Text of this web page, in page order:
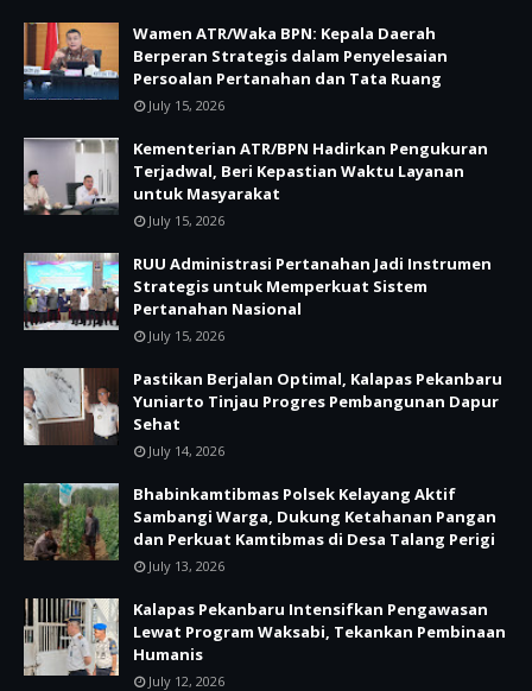
Wamen ATR/Waka BPN: Kepala Daerah
Berperan Strategis dalam Penyelesaian
Persoalan Pertanahan dan Tata Ruang
July 15, 2026
Kementerian ATR/BPN Hadirkan Pengukuran
Terjadwal, Beri Kepastian Waktu Layanan
untuk Masyarakat
July 15, 2026
RUU Administrasi Pertanahan Jadi Instrumen
Strategis untuk Memperkuat Sistem
Pertanahan Nasional
July 15, 2026
Pastikan Berjalan Optimal, Kalapas Pekanbaru
Yuniarto Tinjau Progres Pembangunan Dapur
Sehat
July 14, 2026
Bhabinkamtibmas Polsek Kelayang Aktif
Sambangi Warga, Dukung Ketahanan Pangan
dan Perkuat Kamtibmas di Desa Talang Perigi
July 13, 2026
Kalapas Pekanbaru Intensifkan Pengawasan
Lewat Program Waksabi, Tekankan Pembinaan
Humanis
July 12, 2026